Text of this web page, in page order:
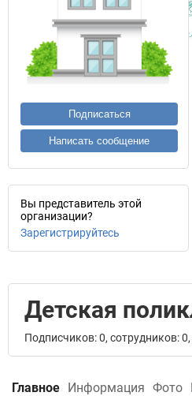
Подписаться
Написать сообщение
Вы представитель этой
организации?
Зарегистрируйтесь
Детская
Подписчиков: 0, сотрудников: 0,
Главное Информация Фото